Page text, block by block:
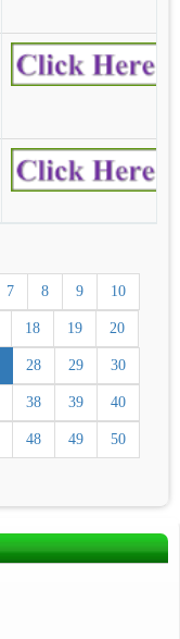
7
8 9 10
18 19 20
28 29 30
38 39 40
48 49 50